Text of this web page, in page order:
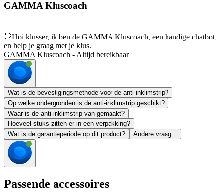
GAMMA Kluscoach
👋Hoi klusser, ik ben de GAMMA Kluscoach, een handige chatbot,
en help je graag met je klus.
GAMMA Kluscoach - Altijd bereikbaar
Wat is de bevestigingsmethode voor de anti-inklimstrip?
Op welke ondergronden is de anti-inklimstrip geschikt?
Waar is de anti-inklimstrip van gemaakt?
Hoeveel stuks zitten er in een verpakking?
Wat is de garantieperiode op dit product?
Andere vraag...
Passende accessoires